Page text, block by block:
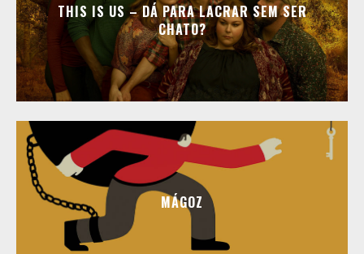
THIS IS US – DÁ PARA LACRAR SEM SER
CHATO?
MÁGOZ